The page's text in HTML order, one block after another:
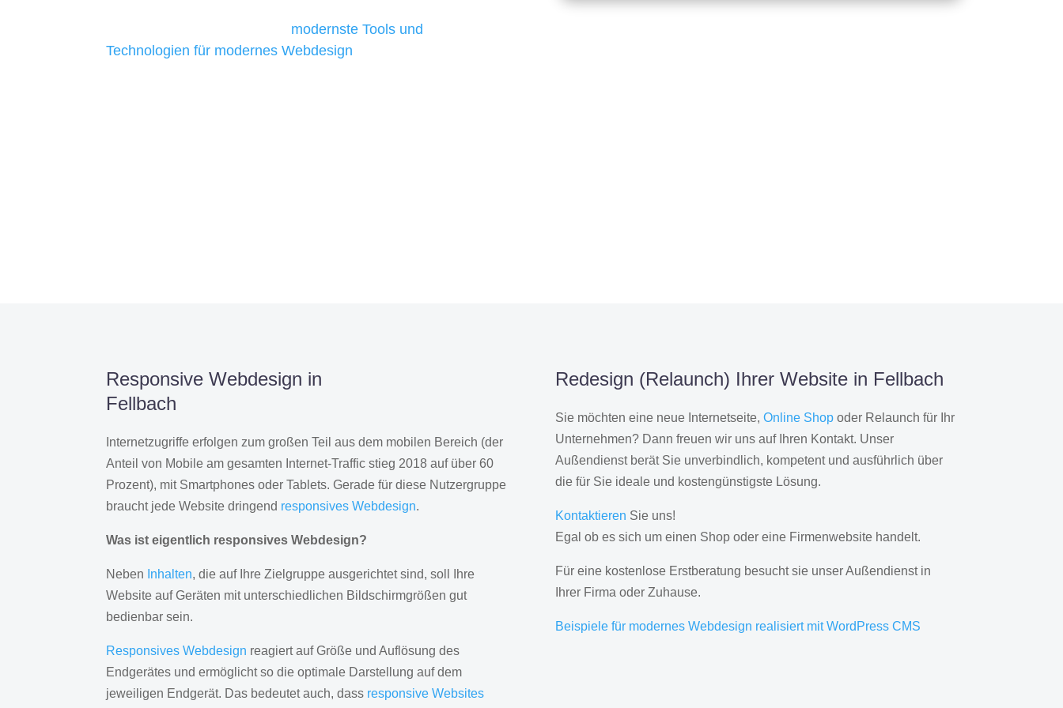
modernste Tools und
Technologien für modernes Webdesign
Responsive Webdesign in
Fellbach
Internetzugriffe erfolgen zum großen Teil aus dem mobilen Bereich (der
Anteil von Mobile am gesamten Internet-Traffic stieg 2018 auf über 60
Prozent), mit Smartphones oder Tablets. Gerade für diese Nutzergruppe
braucht jede Website dringend responsives Webdesign.
Was ist eigentlich responsives Webdesign?
Neben Inhalten, die auf Ihre Zielgruppe ausgerichtet sind, soll Ihre
Website auf Geräten mit unterschiedlichen Bildschirmgrößen gut
bedienbar sein.
Responsives Webdesign reagiert auf Größe und Auflösung des
Endgerätes und ermöglicht so die optimale Darstellung auf dem
jeweiligen Endgerät. Das bedeutet auch, dass responsive Websites
Redesign (Relaunch) Ihrer Website in Fellbach
Sie möchten eine neue Internetseite, Online Shopoder Relaunch für Ihr
Unternehmen? Dann freuen wir uns auf Ihren Kontakt. Unser
Außendienst berät Sie unverbindlich, kompetent und ausführlich über
die für Sie ideale und kostengünstigste Lösung.
Kontaktieren Sie uns!
Egal ob es sich um einen Shop oder eine Firmenwebsite handelt.
Für eine kostenlose Erstberatung besucht sie unser Außendienst in
Ihrer Firma oder Zuhause.
Beispiele für modernes Webdesign realisiert mit WordPress CMS